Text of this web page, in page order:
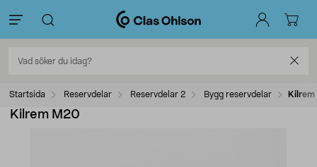
Startsida Reservdelar Reservdelar 2 Bygg reservdelar
Kilrem M20